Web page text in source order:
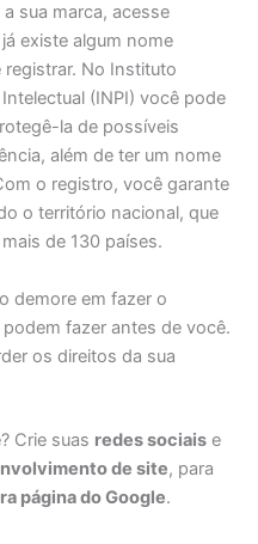
sua marca, acesse
existe algum nome
No Instituto
(INPI) você pode
la de possíveis
além de ter um nome
o registro, você garante
o território nacional, que
de 130 países.
demore em fazer o
fazer antes de você.
os direitos da sua
Crie suas redes sociais e
de site, para
página do Google.